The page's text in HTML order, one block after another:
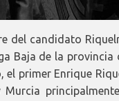
del candidato
Baja de la
primer Enrique